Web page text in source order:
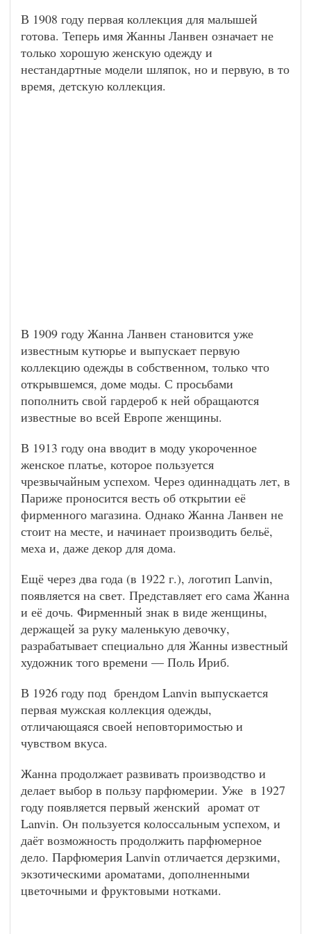
В 1908 году первая коллекция для малышей
готова. Теперь имя Жанны Ланвен означает не
только хорошую женскую одежду и
нестандартные модели шляпок, но и первую, в то
время, детскую коллекция.
В 1909 году Жанна Ланвен становится уже
известным кутюрье и выпускает первую
коллекцию одежды в собственном, только что
открывшемся, доме моды. С просьбами
пополнить свой гардероб к ней обращаются
известные во всей Европе женщины.
В 1913 году она вводит в моду укороченное
женское платье, которое пользуется
чрезвычайным успехом. Через одиннадцать лет, в
Париже проносится весть об открытии её
фирменного магазина. Однако Жанна Ланвен не
стоит на месте, и начинает производить бельё,
меха и, даже декор для дома.
Ещё через два года (в 1922 г.), логотип Lanvin,
появляется на свет. Представляет его сама Жанна
и её дочь. Фирменный знак в виде женщины,
держащей за руку маленькую девочку,
разрабатывает специально для Жанны известный
художник того времени — Поль Ириб.
В 1926 году под брендом Lanvin выпускается
первая мужская коллекция одежды,
отличающаяся своей неповторимостью и
чувством вкуса.
Жанна продолжает развивать производство и
делает выбор в пользу парфюмерии. Уже в 1927
году появляется первый женский аромат от
Lanvin. Он пользуется колоссальным успехом, и
даёт возможность продолжить парфюмерное
дело. Парфюмерия Lanvin отличается дерзкими,
экзотическими ароматами, дополненными
цветочными и фруктовыми нотками.